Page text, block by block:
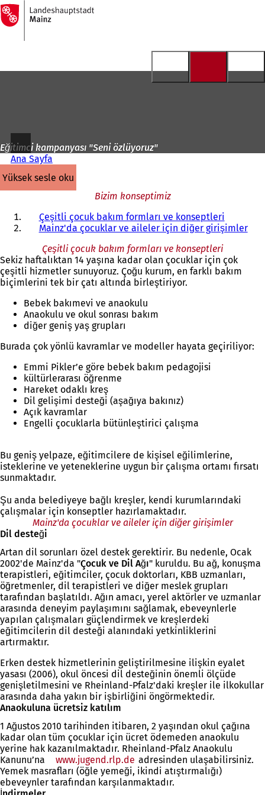
İçeriğe atla
Ana
sayfaya
Eğitimci kampanyası "Seni özlüyoruz"
Ana Sayfa
yüksek sesle oku
Bizim konseptimiz
Çeşitli çocuk bakım formları ve konseptleri
Mainz'da çocuklar ve aileler için diğer girişimler
Çeşitli çocuk bakım formları ve konseptleri
Sekiz haftalıktan 14 yaşına kadar olan çocuklar için çok
çeşitli hizmetler sunuyoruz. Çoğu kurum, en farklı bakım
biçimlerini tek bir çatı altında birleştiriyor.
Bebek bakımevi ve anaokulu
Anaokulu ve okul sonrası bakım
diğer geniş yaş grupları
Burada çok yönlü kavramlar ve modeller hayata geçiriliyor:
Emmi Pikler’e göre bebek bakım pedagojisi
kültürlerarası öğrenme
Hareket odaklı kreş
Dil gelişimi desteği (aşağıya bakınız)
Açık kavramlar
Engelli çocuklarla bütünleştirici çalışma
Bu geniş yelpaze, eğitimcilere de kişisel eğilimlerine,
isteklerine ve yeteneklerine uygun bir çalışma ortamı fırsatı
sunmaktadır.
Şu anda belediyeye bağlı kreşler, kendi kurumlarındaki
çalışmalar için konseptler hazırlamaktadır.
Mainz'da çocuklar ve aileler için diğer girişimler
Dil desteği
Artan dil sorunları özel destek gerektirir. Bu nedenle, Ocak
2002'de Mainz'da "Çocuk ve Dil Ağı" kuruldu. Bu ağ, konuşma
terapistleri, eğitimciler, çocuk doktorları, KBB uzmanları,
öğretmenler, dil terapistleri ve diğer meslek grupları
tarafından başlatıldı. Ağın amacı, yerel aktörler ve uzmanlar
arasında deneyim paylaşımını sağlamak, ebeveynlerle
yapılan çalışmaları güçlendirmek ve kreşlerdeki
eğitimcilerin dil desteği alanındaki yetkinliklerini
artırmaktır.
Erken destek hizmetlerinin geliştirilmesine ilişkin eyalet
yasası (2006), okul öncesi dil desteğinin önemli ölçüde
genişletilmesini ve Rheinland-Pfalz'daki kreşler ile ilkokullar
arasında daha yakın bir işbirliğini öngörmektedir.
Anaokuluna ücretsiz katılım
1 Ağustos 2010 tarihinden itibaren, 2 yaşından okul çağına
kadar olan tüm çocuklar için ücret ödemeden anaokulu
yerine hak kazanılmaktadır. Rheinland-Pfalz Anaokulu
Kanunu’na
www.jugend.rlp.de (Yeni
bir
sekmede
adresinden ulaşabilirsiniz.
Yemek masrafları (öğle yemeği, ikindi atıştırmalığı)
ebeveynler tarafından karşılanmaktadır.